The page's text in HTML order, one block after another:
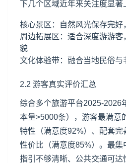
下几个区域近年来关注度显著
核心景区：自然风光保存完好
周边拓展区：适合深度游游
貌
文化体验带：融合当地民俗与
2.2 游客真实评价汇总
综合多个旅游平台2025-2026
本量>5000条），游客最满意
特性（满意度92%）、配套完
性价比（满意度85%）。最集
指引不够清晰、公共交通可达